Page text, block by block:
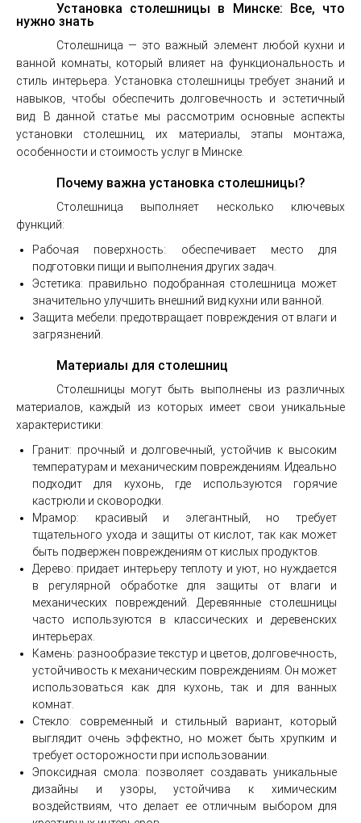
Установка столешницы в Минске: Все, что
нужно знать
Столешница — это важный элемент любой кухни и
ванной комнаты, который влияет на функциональность и
стиль интерьера. Установка столешницы требует знаний и
навыков, чтобы обеспечить долговечность и эстетичный
вид. В данной статье мы рассмотрим основные аспекты
установки столешниц, их материалы, этапы монтажа,
особенности и стоимость услуг в Минске.
Почему важна установка столешницы?
Столешница выполняет несколько ключевых
функций:
Рабочая поверхность: обеспечивает место для
подготовки пищи и выполнения других задач.
Эстетика: правильно подобранная столешница может
значительно улучшить внешний вид кухни или ванной.
Защита мебели: предотвращает повреждения от влаги и
загрязнений.
Материалы для столешниц
Столешницы могут быть выполнены из различных
материалов, каждый из которых имеет свои уникальные
характеристики:
Гранит: прочный и долговечный, устойчив к высоким
температурам и механическим повреждениям. Идеально
подходит для кухонь, где используются горячие
кастрюли и сковородки.
Мрамор: красивый и элегантный, но требует
тщательного ухода и защиты от кислот, так как может
быть подвержен повреждениям от кислых продуктов.
Дерево: придает интерьеру теплоту и уют, но нуждается
в регулярной обработке для защиты от влаги и
механических повреждений. Деревянные столешницы
часто используются в классических и деревенских
интерьерах.
Камень: разнообразие текстур и цветов, долговечность,
устойчивость к механическим повреждениям. Он может
использоваться как для кухонь, так и для ванных
комнат.
Стекло: современный и стильный вариант, который
выглядит очень эффектно, но может быть хрупким и
требует осторожности при использовании.
Эпоксидная смола: позволяет создавать уникальные
дизайны и узоры, устойчива к химическим
воздействиям, что делает ее отличным выбором для